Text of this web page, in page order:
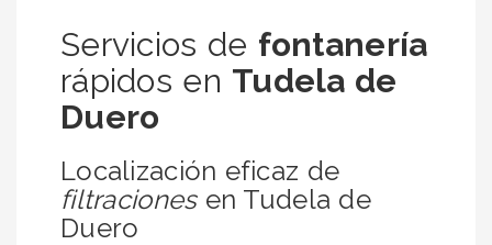
Servicios de fontanería
rápidos en Tudela de
Duero
Localización eficaz de
filtracionesen Tudela de
Duero